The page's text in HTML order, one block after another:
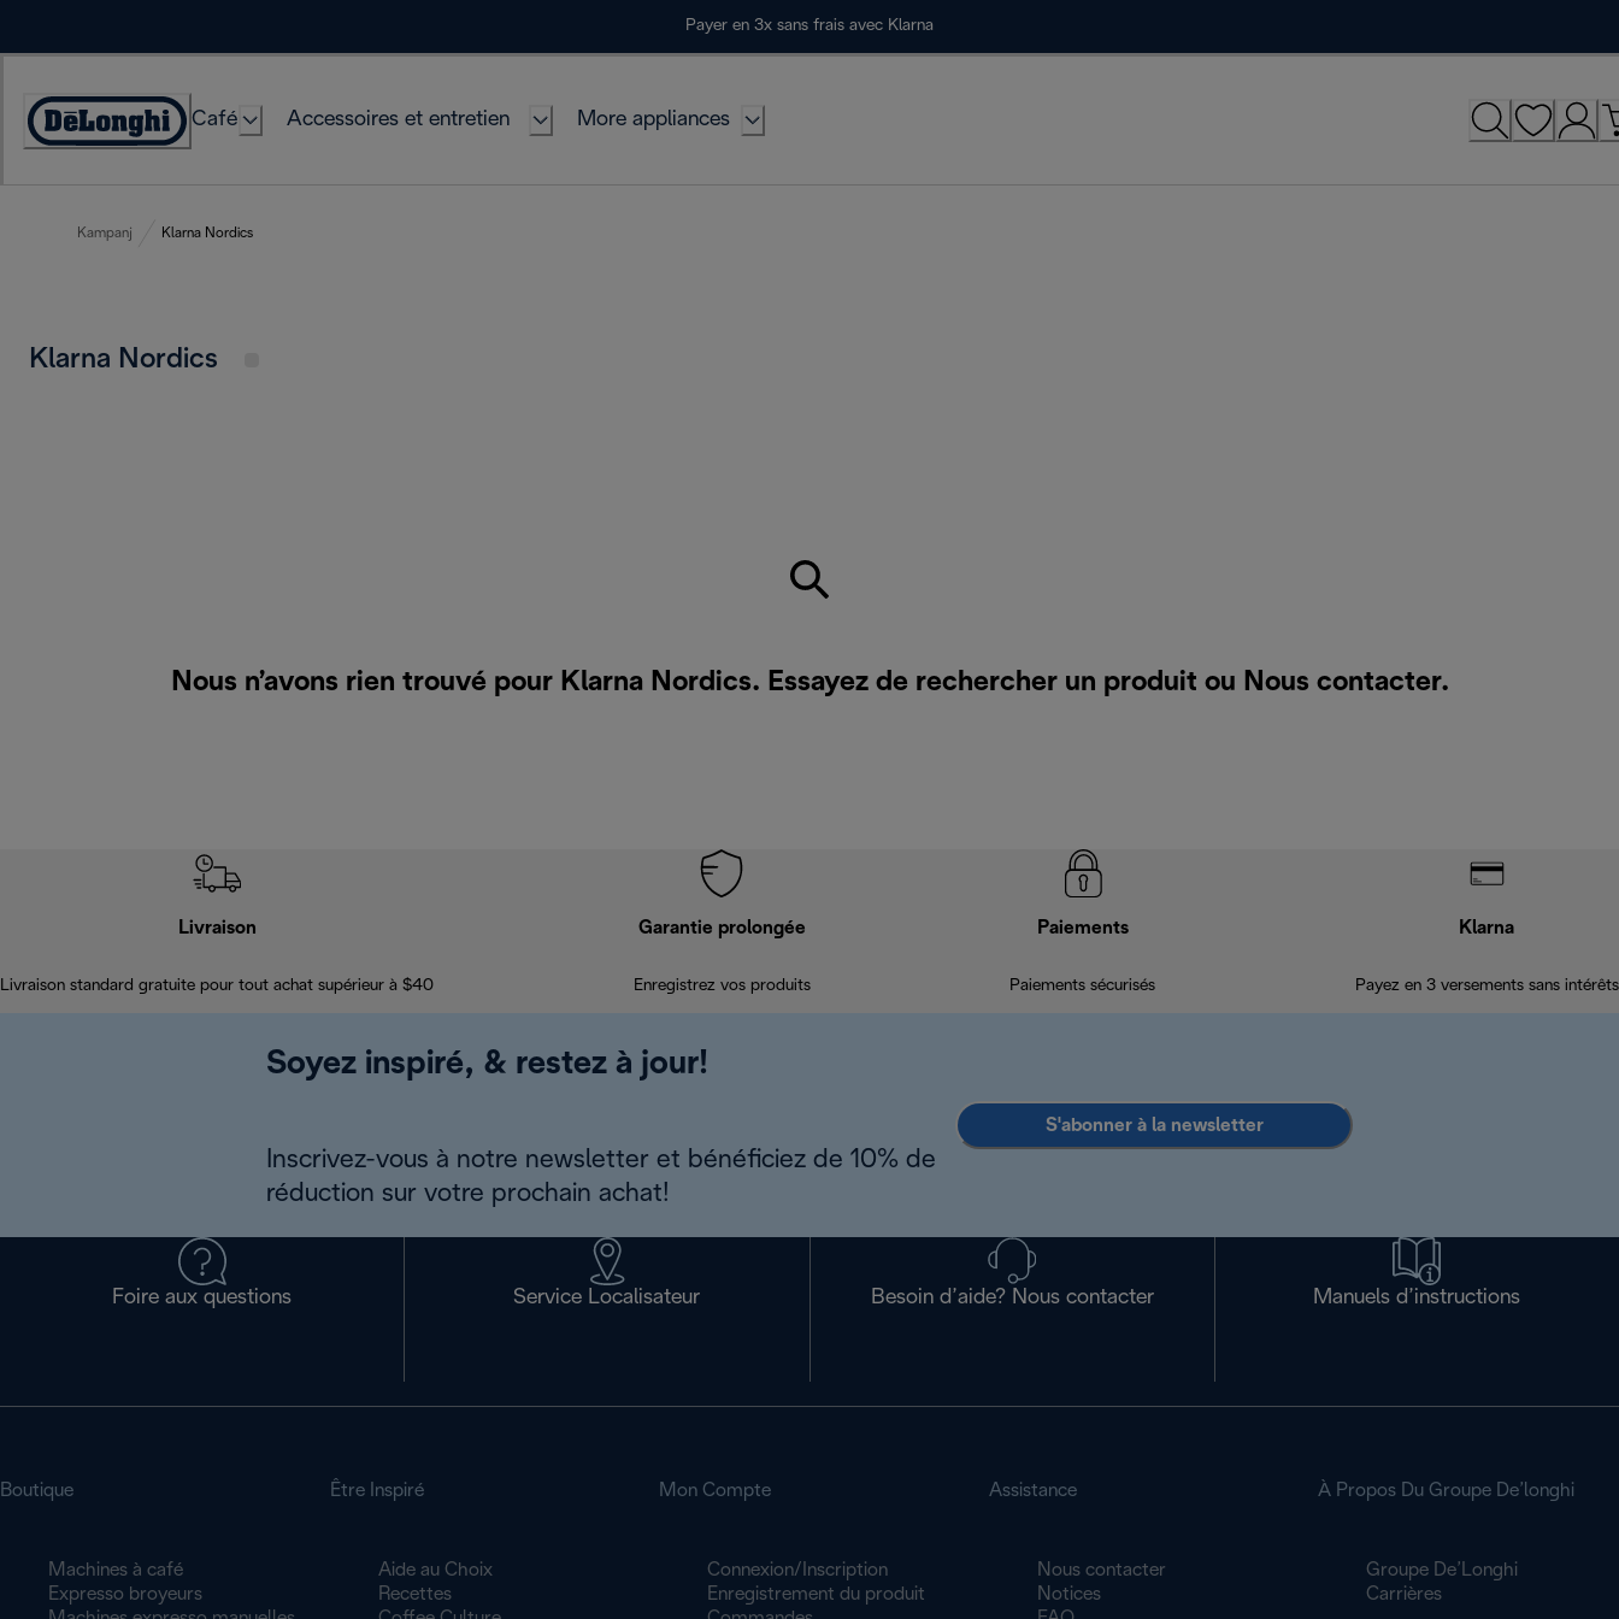
Payer en 3x sans frais avec Klarna
Déclaration
Café Accessoires et entretien More appliances
Kampanj Klarna Nordics
Klarna Nordics
Nous n’avons rien trouvé pour Klarna Nordics. Essayez de rechercher un produit ou Nous contacter.
Livraison
Livraison standard gratuite pour tout achat supérieur à $40
Garantie prolongée
Enregistrez vos produits
Paiements
Paiements sécurisés
Klarna
Payez en 3 versements sans intérêts
Soyez inspiré, & restez à jour!
Inscrivez-vous à notre newsletter et bénéficiez de 10% de
réduction sur votre prochain achat!
S'abonner à la newsletter
Foire aux questions Service Localisateur Besoin d’aide? Nous contacter Manuels d’instructions
Boutique
Machines à café
Expresso broyeurs
Être Inspiré
Aide au Choix
Recettes
Mon Compte
Connexion/Inscription
Enregistrement du produit
Assistance
Nous contacter
Notices
À Propos Du Groupe De’longhi
Groupe De’Longhi
Carrières